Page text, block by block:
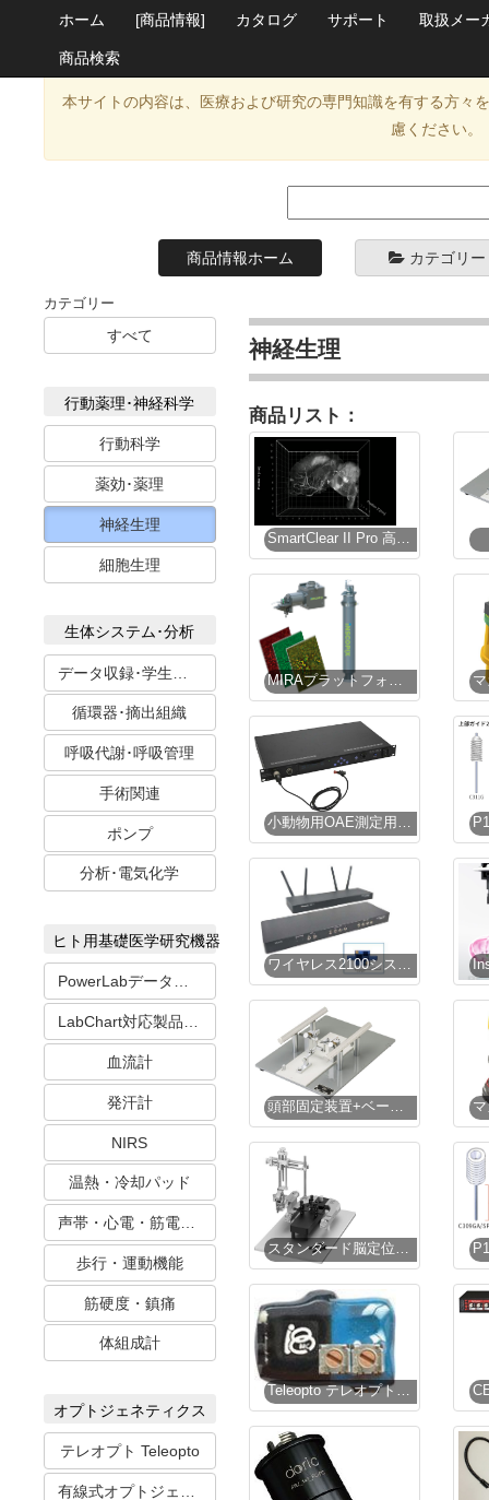
ホーム [商品情報] カタログ サポート 取扱メー
商品検索
本サイトの内容は、医療および研究の専門知識を有する方々
慮ください。
商品情報ホーム カテゴリー
カテゴリー
すべて
行動薬理･神経科学
行動科学
薬効･薬理
神経生理
細胞生理
生体システム･分析
循環器･摘出組織
呼吸代謝･呼吸管理
手術関連
ポンプ
分析･電気化学
ヒト用基礎医学研究機器
PowerLabデータ収録システム
血流計
発汗計
NIRS
温熱・冷却パッド
歩行・運動機能
筋硬度・鎮痛
体組成計
オプトジェネティクス
テレオプト Teleopto
神経生理
商品リスト：
SmartClear II Pro 高速組織透明化システム
MIRAプラットフォーム
小動物用OAE測定用音響プローブ【販売終了】
ワイヤレス2100システム
頭部固定装置+ベースプレート（慢性用・頭部チャンバー固定方式）
スタンダード脳定位固定装置
Teleopto テレオプト レシーバー